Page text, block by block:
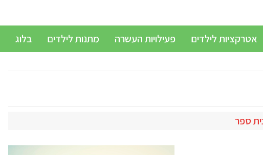
אטרקציות לילדים פעילויות העשרה מתנות לילדים בלוג
ספר